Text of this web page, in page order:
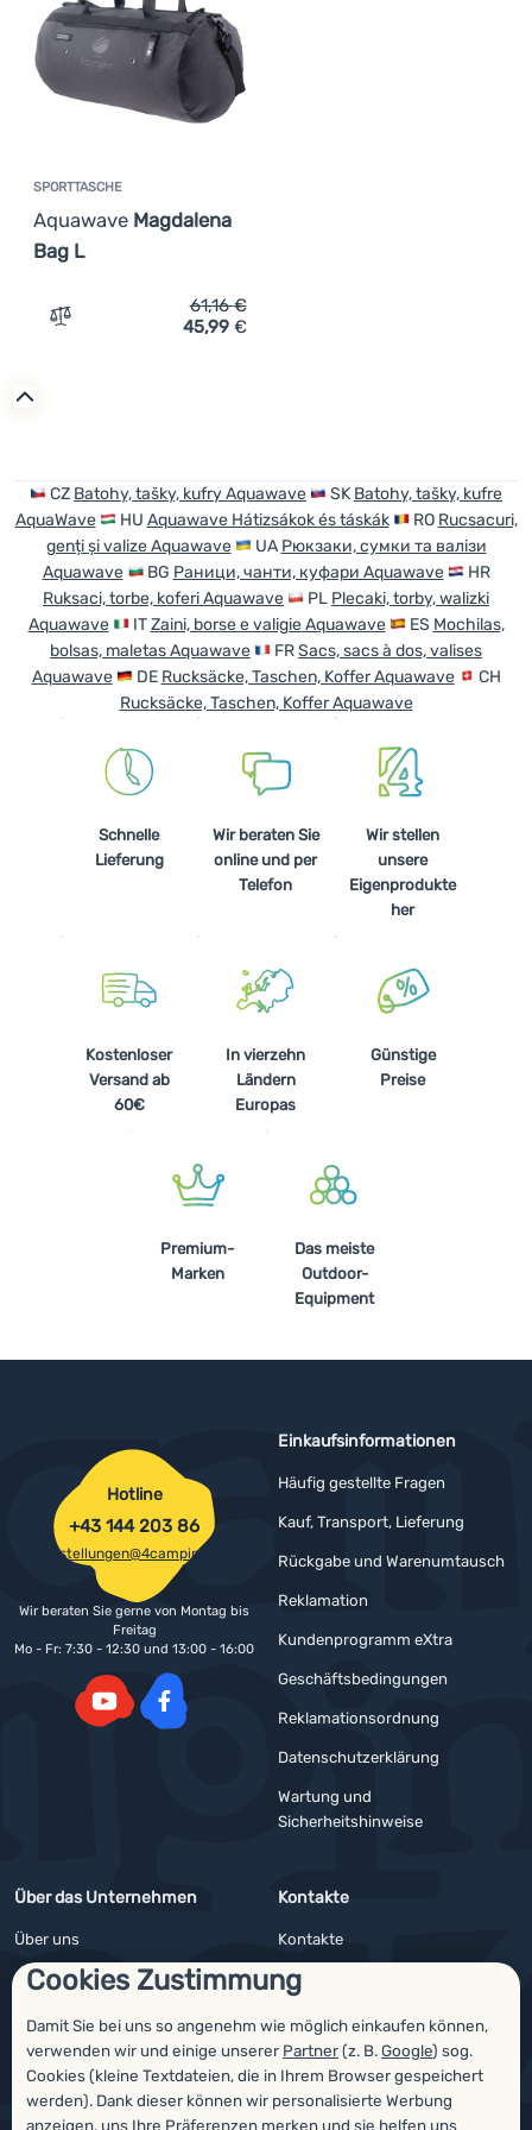
Cookies Zustimmung
Damit Sie bei uns so angenehm wie möglich einkaufen können,
verwenden wir und einige unserer Partner(z. B.Google) sog.
Cookies (kleine Textdateien, die in Ihrem Browser gespeichert
werden). Dank dieser können wir personalisierte Werbung
anzeigen, uns Ihre Präferenzen merken und sie helfen uns
Anmelden /
Registrieren
SPORTTASCHE
Aquawave Magdalena
Bag L
Zum Vergleich 'Sporttasche Aquawave Magdalena Bag
61,16€
45,99 €
CZ Batohy, tašky, kufry Aquawave SK Batohy, tašky, kufre
AquaWave
HU Aquawave Hátizsákok és táskák RO Rucsacuri,
genți și valize Aquawave
UA Рюкзаки, сумки та валізи
Aquawave
BG Раници, чанти, куфари Aquawave
HR
Ruksaci, torbe, koferi Aquawave
PL Plecaki, torby, walizki
Aquawave
ITZaini, borse e valigie Aquawave ES Mochilas,
bolsas, maletas Aquawave
FRSacs, sacs à dos, valises
Aquawave
DE Rucksäcke, Taschen, Koffer Aquawave
CH
Rucksäcke, Taschen, Koffer Aquawave
Schnelle
Lieferung
Wir beraten Sie
online und per
Telefon
Wir stellen
unsere
Eigenprodukte
her
Kostenloser
Versand ab
60€
In vierzehn
Ländern
Europas
Günstige
Preise
Premium-
Marken
Das meiste
Outdoor-
Equipment
Einkaufsinformationen
Häufig gestellte Fragen
Kauf, Transport, Lieferung
Rückgabe und Warenumtausch
Reklamation
Kundenprogramm eXtra
Geschäftsbedingungen
Reklamationsordnung
Datenschutzerklärung
Wartung und
Sicherheitshinweise
Über das Unternehmen
Über uns
Impressum
4camping4nature
Unsere Tester
Kontakte
Kontakte
Angebote für Firmen und Vereine
Newsletter
Hotline
+43 144 203 86
bestellungen@4camping.at
Wir beraten Sie gerne von Montag bis
Freitag
Mo - Fr: 7:30 - 12:30 und 13:00 - 16:00